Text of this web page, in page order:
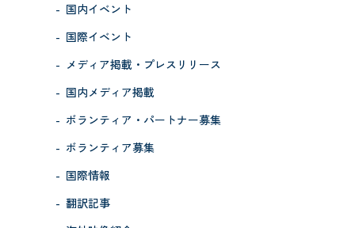
国内イベント
国際イベント
メディア掲載・プレスリリース
国内メディア掲載
ボランティア・パートナー募集
ボランティア募集
国際情報
翻訳記事